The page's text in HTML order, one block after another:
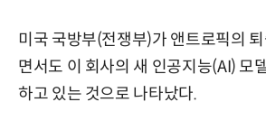
미국 국방부(전쟁부)가 앤트로픽의
면서도 이 회사의 새 인공지능(AI) 모
하고 있는 것으로 나타났다.